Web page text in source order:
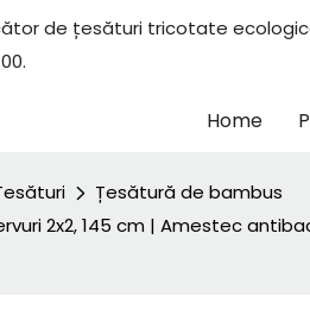
de țesături tricotate
Home
Țesătură de bambus
2x2, 145 cm | Amestec